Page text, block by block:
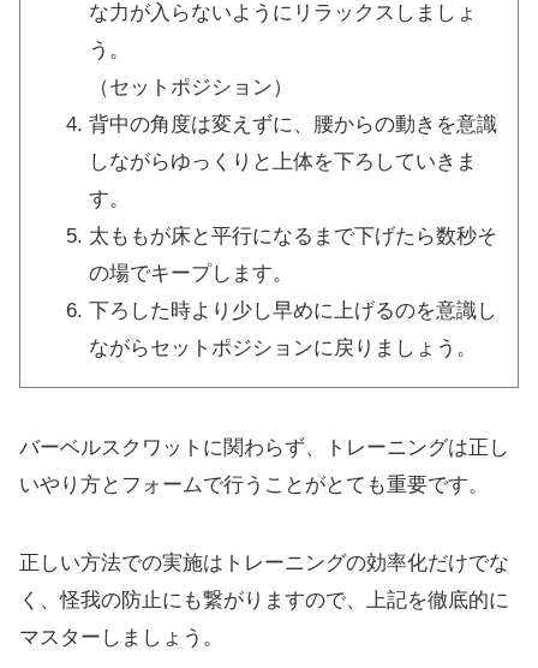
な力が入らないようにリラックスしましょ
う。
（セットポジション）
背中の角度は変えずに、腰からの動きを意識
しながらゆっくりと上体を下ろしていきま
す。
太ももが床と平行になるまで下げたら数秒そ
の場でキープします。
下ろした時より少し早めに上げるのを意識し
ながらセットポジションに戻りましょう。
バーベルスクワットに関わらず、トレーニングは正し
いやり方とフォームで行うことがとても重要です。
正しい方法での実施はトレーニングの効率化だけでな
く、怪我の防止にも繋がりますので、上記を徹底的に
マスターしましょう。